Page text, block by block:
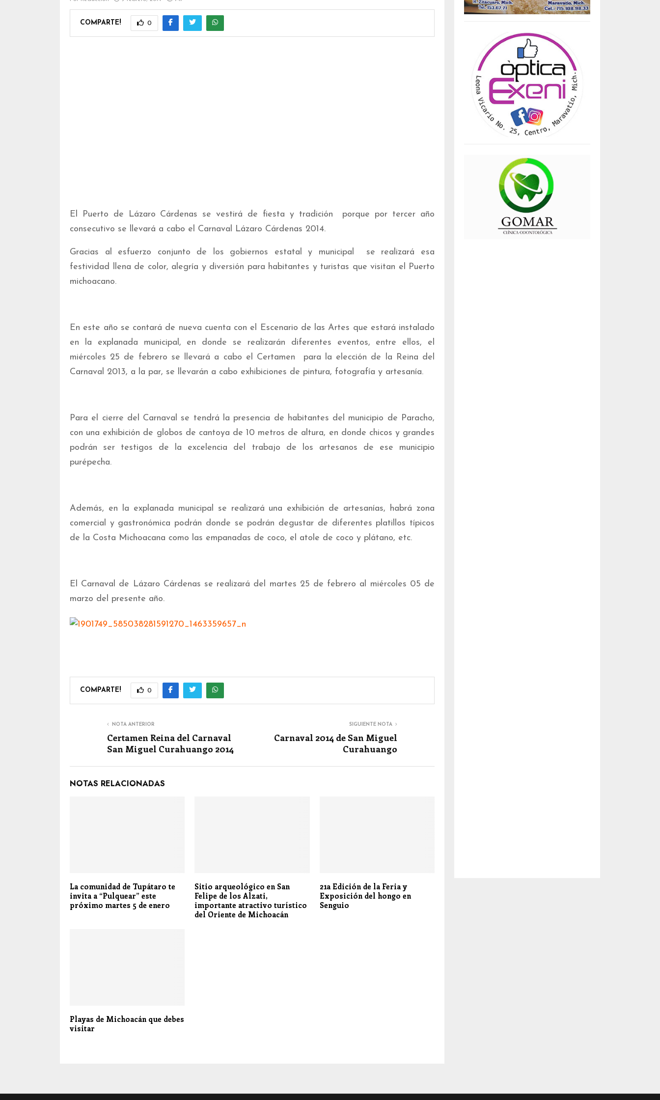
COMPARTE! 0
El Puerto de Lázaro Cárdenas se vestirá de fiesta y tradición porque por tercer año
consecutivo se llevará a cabo el Carnaval Lázaro Cárdenas 2014.
Gracias al esfuerzo conjunto de los gobiernos estatal y municipal se realizará esa
festividad llena de color, alegría y diversión para habitantes y turistas que visitan el Puerto
michoacano.
En este año se contará de nueva cuenta con el Escenario de las Artes que estará instalado
en la explanada municipal, en donde se realizarán diferentes eventos, entre ellos, el
miércoles 25 de febrero se llevará a cabo el Certamen para la elección de la Reina del
Carnaval 2013, a la par, se llevarán a cabo exhibiciones de pintura, fotografía y artesanía.
Para el cierre del Carnaval se tendrá la presencia de habitantes del municipio de Paracho,
con una exhibición de globos de cantoya de 10 metros de altura, en donde chicos y grandes
podrán ser testigos de la excelencia del trabajo de los artesanos de ese municipio
purépecha.
Además, en la explanada municipal se realizará una exhibición de artesanías, habrá zona
comercial y gastronómica podrán donde se podrán degustar de diferentes platillos típicos
de la Costa Michoacana como las empanadas de coco, el atole de coco y plátano, etc.
El Carnaval de Lázaro Cárdenas se realizará del martes 25 de febrero al miércoles 05 de
marzo del presente año.
COMPARTE! 0
NOTA ANTERIOR
Certamen Reina del Carnaval
San Miguel Curahuango 2014
SIGUIENTE NOTA
Carnaval 2014 de San Miguel
Curahuango
NOTAS RELACIONADAS
La comunidad de Tupátaro te
invita a “Pulquear” este
próximo martes 5 de enero
Sitio arqueológico en San
Felipe de los Alzati,
importante atractivo turístico
del Oriente de Michoacán
21a Edición de la Feria y
Exposición del hongo en
Senguio
Playas de Michoacán que debes
visitar